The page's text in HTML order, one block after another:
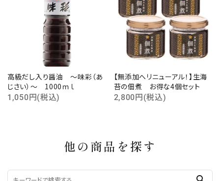
高級だし入り醤油 ～味彩（あ
じさい）～ 1000ｍｌ
1,050円(税込)
【無添加へリニューアル！】生海
苔の佃煮 お得な4個セット
2,800円(税込)
他の商品を探す